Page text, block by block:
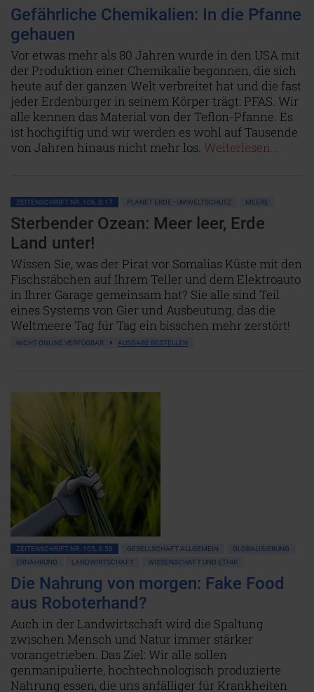
Gefährliche Chemikalien: In die Pfanne
gehauen
Vor etwas mehr als 80 Jahren wurde in den USA mit
der Produktion einer Chemikalie begonnen, die sich
heute auf der ganzen Welt verbreitet hat und die fast
jeder Erdenbürger in seinem Körper trägt: PFAS. Wir
alle kennen das Material von der Teflon-Pfanne. Es
ist hochgiftig und wir werden es wohl auf Tausende
von Jahren hinaus nicht mehr los. Weiterlesen...
ZEITENSCHRIFT NR. 106, S.17 PLANET ERDE • UMWELTSCHUTZ MEERE
Sterbender Ozean: Meer leer, Erde
Land unter!
Wissen Sie, was der Pirat vor Somalias Küste mit den
Fischstäbchen auf Ihrem Teller und dem Elektroauto
in Ihrer Garage gemeinsam hat? Sie alle sind Teil
eines Systems von Gier und Ausbeutung, das die
Weltmeere Tag für Tag ein bisschen mehr zerstört!
NICHT ONLINE VERFÜGBAR AUSGABE BESTELLEN
ZEITENSCHRIFT NR. 105, S.50 GESELLSCHAFT ALLGEMEIN
GLOBALISIERUNG
ERNÄHRUNG
LANDWIRTSCHAFT WISSENSCHAFT UND ETHIK
Die Nahrung von morgen: Fake Food
aus Roboterhand?
Auch in der Landwirtschaft wird die Spaltung
zwischen Mensch und Natur immer stärker
vorangetrieben. Das Ziel: Wir alle sollen
genmanipulierte, hochtechnologisch produzierte
Nahrung essen, die uns anfälliger für Krankheiten